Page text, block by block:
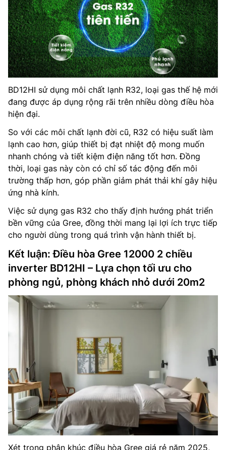
BD12HI sử dụng môi chất lạnh R32, loại gas thế hệ mới
đang được áp dụng rộng rãi trên nhiều dòng điều hòa
hiện đại.
So với các môi chất lạnh đời cũ, R32 có hiệu suất làm
lạnh cao hơn, giúp thiết bị đạt nhiệt độ mong muốn
nhanh chóng và tiết kiệm điện năng tốt hơn. Đồng
thời, loại gas này còn có chỉ số tác động đến môi
trường thấp hơn, góp phần giảm phát thải khí gây hiệu
ứng nhà kính.
Việc sử dụng gas R32 cho thấy định hướng phát triển
bền vững của Gree, đồng thời mang lại lợi ích trực tiếp
cho người dùng trong quá trình vận hành thiết bị.
Kết luận: Điều hòa Gree 12000 2 chiều
inverter BD12HI – Lựa chọn tối ưu cho
phòng ngủ, phòng khách nhỏ dưới 20m2
Xét trong phân khúc điều hòa Gree giá rẻ năm 2025,